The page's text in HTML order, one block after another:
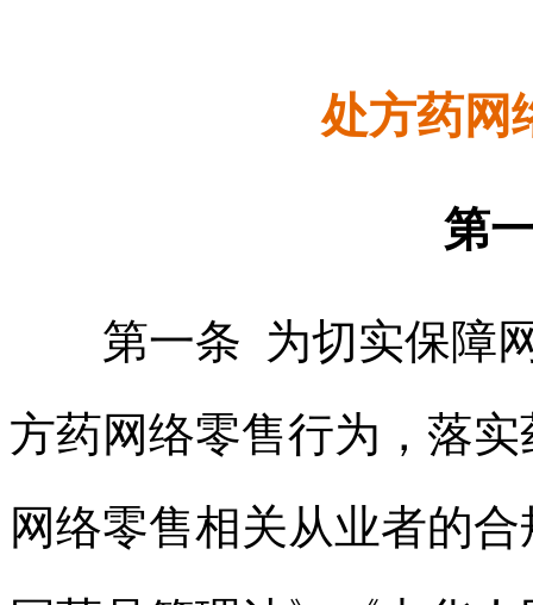
处方药网
第
第一条 为切实保障网
方药网络零售行为，落
网络零售相关从业者的